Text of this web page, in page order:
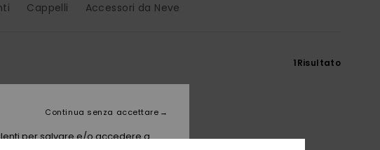
Cappelli Accessori da Neve
1Risultato
per salvare e/o accedere a
Continua senza accettare